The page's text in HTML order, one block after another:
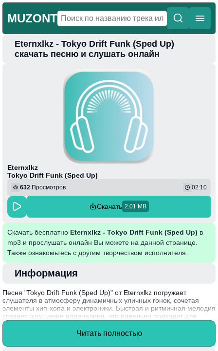
MUZONT
Главная
Eternxlkz - Tokyo Drift Funk (Sped Up)
скачать песню и слушать онлайн
Eternxlkz
Tokyo Drift Funk (Sped Up)
632 Просмотров 02:10
Скачать 2.01 MB
Скачать бесплатно Eternxlkz - Tokyo Drift Funk (Sped Up) в
mp3 и прослушать онлайн Вы можете на данной странице.
Также ознакомьтесь с другим творчеством исполнителя.
Информация
Песня "Tokyo Drift Funk (Sped Up)" от Eternxlkz погружает
слушателя в атмосферу динамичных уличных гонок, сочетая
элементы хип-хопа и электроники. Быстрая и ритмичная мелодия
создает ощущение адреналина, что идеально подходит для
любителей скорости и городских пейзажей. Энергия трека
подчеркивает его связь с японской культурой и молодежной
Читать полностью